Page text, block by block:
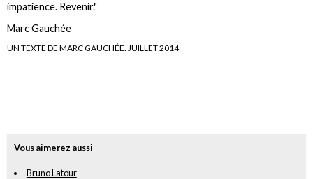
impatience. Revenir."
Marc Gauchée
UN TEXTE DE MARC GAUCHÉE. JUILLET 2014
Vous aimerez aussi
Bruno Latour